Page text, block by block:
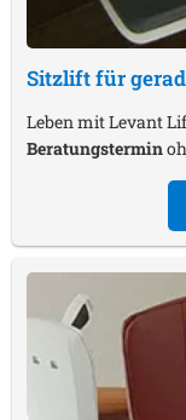
Sitzlift für
Leben mit Levant
Beratungstermin